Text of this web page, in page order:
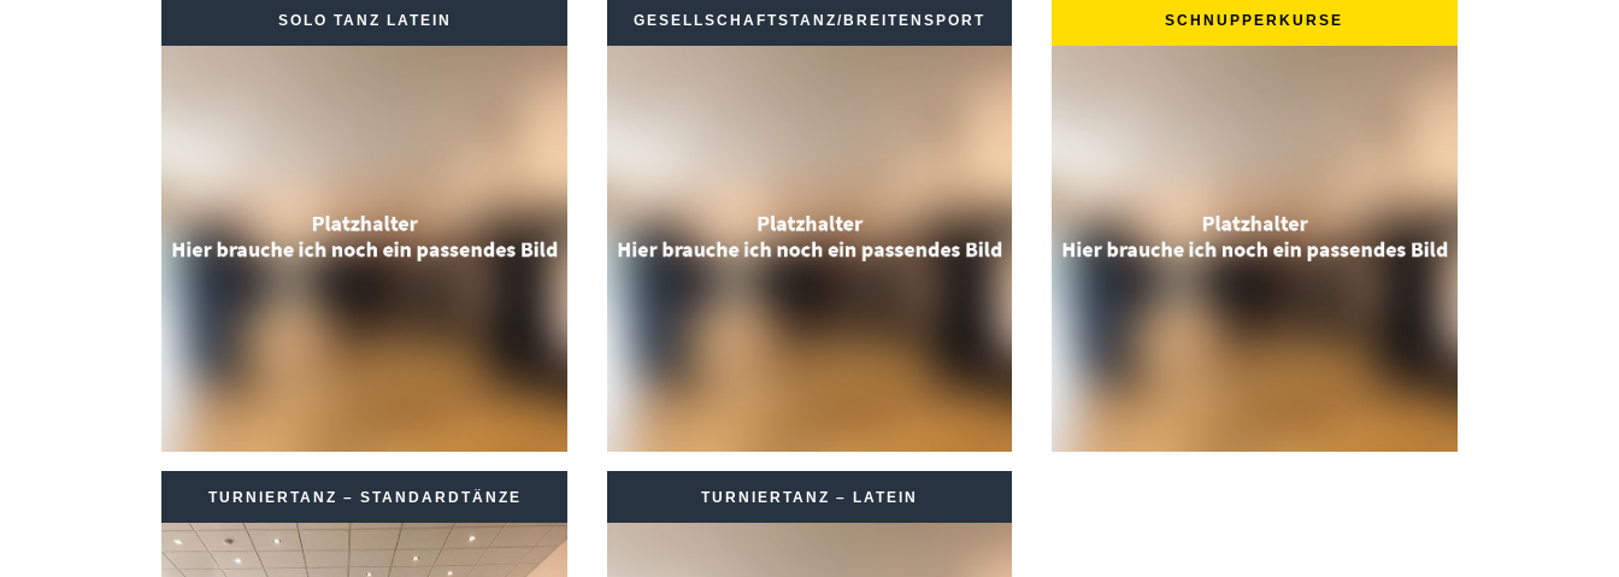
SOLO TANZ LATEIN
TURNIERTANZ – STANDARDTÄNZE
GESELLSCHAFTSTANZ/BREITENSPORT
TURNIERTANZ – LATEIN
SCHNUPPERKURSE